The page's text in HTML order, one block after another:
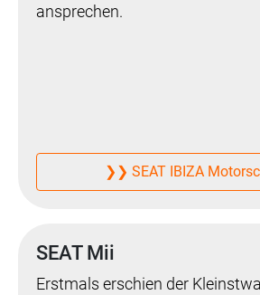
ansprechen.
❯❯ SEAT IBIZA
SEAT Mii
Erstmals erschien der